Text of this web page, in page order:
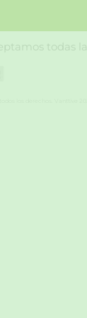
todas